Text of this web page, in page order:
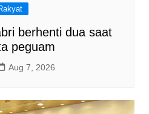
berhenti dua saat
peguam
Aug 7, 2026